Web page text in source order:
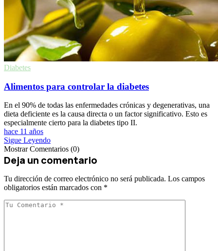
Diabetes
Alimentos para controlar la diabetes
En el 90% de todas las enfermedades crónicas y degenerativas, una
dieta deficiente es la causa directa o un factor significativo. Esto es
especialmente cierto para la diabetes tipo II.
hace 11 años
Sigue Leyendo
Mostrar Comentarios (0)
Deja un comentario
Tu dirección de correo electrónico no será publicada. Los campos
obligatorios están marcados con *